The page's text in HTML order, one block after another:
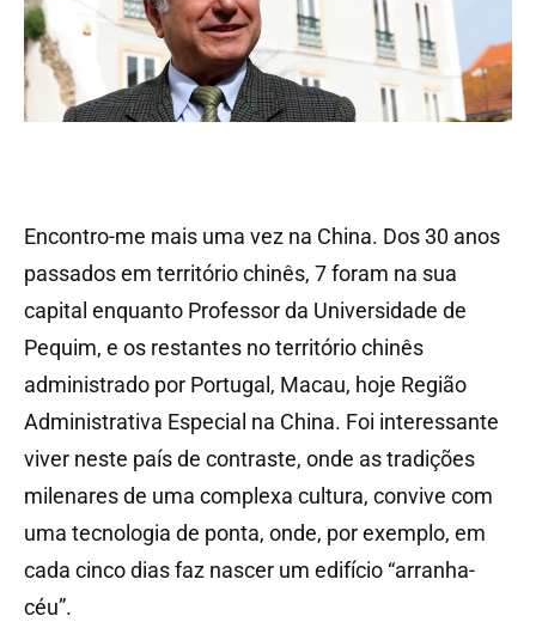
Encontro-me mais uma vez na China. Dos 30 anos
passados em território chinês, 7 foram na sua
capital enquanto Professor da Universidade de
Pequim, e os restantes no território chinês
administrado por Portugal, Macau, hoje Região
Administrativa Especial na China. Foi interessante
viver neste país de contraste, onde as tradições
milenares de uma complexa cultura, convive com
uma tecnologia de ponta, onde, por exemplo, em
cada cinco dias faz nascer um edifício “arranha-
céu”.